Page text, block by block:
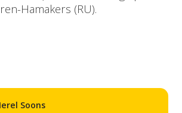
Hamakers (RU).
Merel Soons